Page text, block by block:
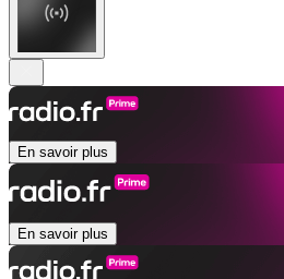
En savoir plus
En savoir plus